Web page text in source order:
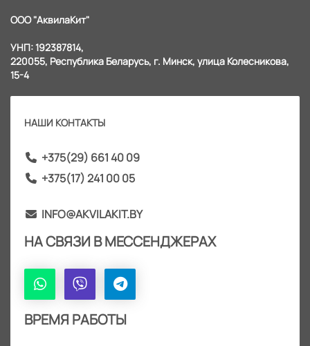
ООО "АквилаКит"
УНП: 192387814,
220055, Республика Беларусь, г. Минск, улица Колесникова,
15-4
НАШИ КОНТАКТЫ
+375(29) 661 40 09
+375(17) 241 00 05
INFO@AKVILAKIT.BY
НА СВЯЗИ В МЕССЕНДЖЕРАХ
ВРЕМЯ РАБОТЫ